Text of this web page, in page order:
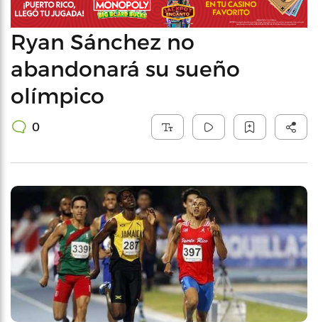
Ryan Sánchez no
abandonará su sueño
olímpico
0